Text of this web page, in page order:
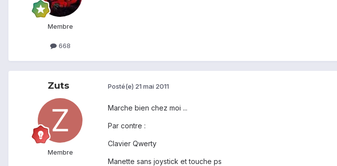
Membre
668
Zuts
Membre
Posté(e) 21 mai 2011
Marche bien chez moi ...
Par contre :
Clavier Qwerty
Manette sans joystick et touche ps